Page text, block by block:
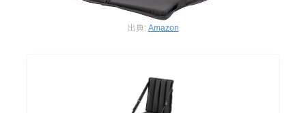
出典: Amazon